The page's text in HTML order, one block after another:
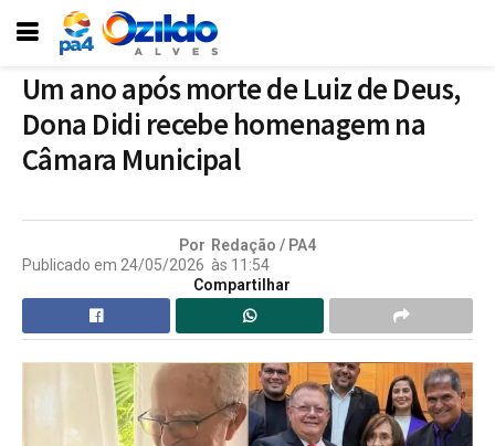
Um ano após morte de Luiz de Deus,
Dona Didi recebe homenagem na
Câmara Municipal
Por Redação / PA4
Publicado em 24/05/2026 às 11:54
Compartilhar